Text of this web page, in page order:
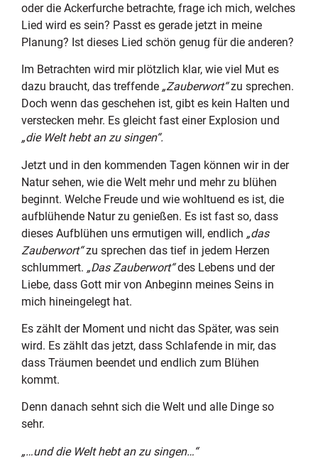
oder die Ackerfurche betrachte, frage ich mich, welches
Lied wird es sein? Passt es gerade jetzt in meine
Planung? Ist dieses Lied schön genug für die anderen?
Im Betrachten wird mir plötzlich klar, wie viel Mut es
dazu braucht, das treffende „Zauberwort“zu sprechen.
Doch wenn das geschehen ist, gibt es kein Halten und
verstecken mehr. Es gleicht fast einer Explosion und
„die Welt hebt an zu singen“.
Jetzt und in den kommenden Tagen können wir in der
Natur sehen, wie die Welt mehr und mehr zu blühen
beginnt. Welche Freude und wie wohltuend es ist, die
aufblühende Natur zu genießen. Es ist fast so, dass
dieses Aufblühen uns ermutigen will, endlich „das
Zauberwort“zu sprechen das tief in jedem Herzen
schlummert. „Das Zauberwort“des Lebens und der
Liebe, dass Gott mir von Anbeginn meines Seins in
mich hineingelegt hat.
Es zählt der Moment und nicht das Später, was sein
wird. Es zählt das jetzt, dass Schlafende in mir, das
dass Träumen beendet und endlich zum Blühen
kommt.
Denn danach sehnt sich die Welt und alle Dinge so
sehr.
„…und die Welt hebt an zu singen…“